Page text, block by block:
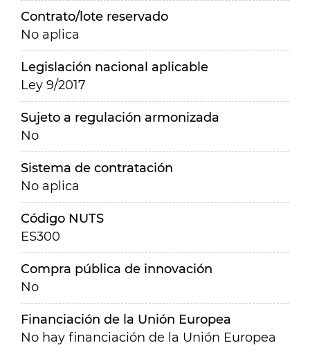
Contrato/lote reservado
No aplica
Legislación nacional aplicable
Ley 9/2017
Sujeto a regulación armonizada
No
Sistema de contratación
No aplica
Código NUTS
ES300
Compra pública de innovación
No
Financiación de la Unión Europea
No hay financiación de la Unión Europea